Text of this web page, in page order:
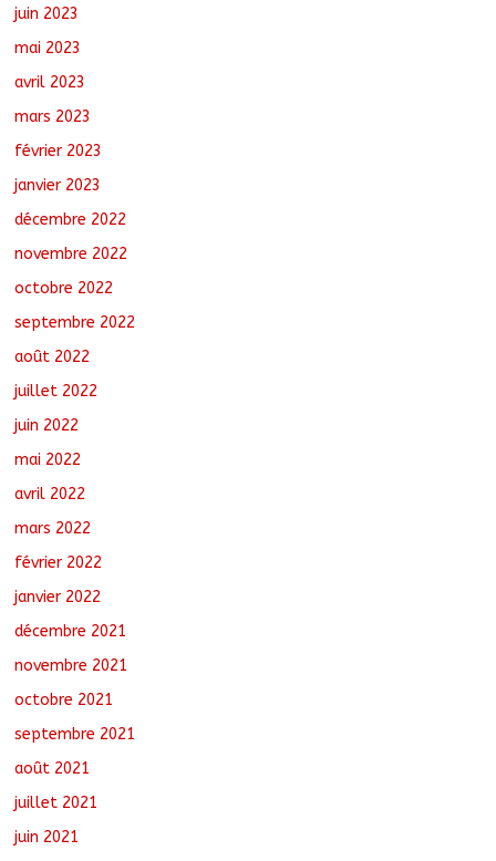
juin 2023
mai 2023
avril 2023
mars 2023
février 2023
janvier 2023
décembre 2022
novembre 2022
octobre 2022
septembre 2022
août 2022
juillet 2022
juin 2022
mai 2022
avril 2022
mars 2022
février 2022
janvier 2022
décembre 2021
novembre 2021
octobre 2021
septembre 2021
août 2021
juillet 2021
juin 2021